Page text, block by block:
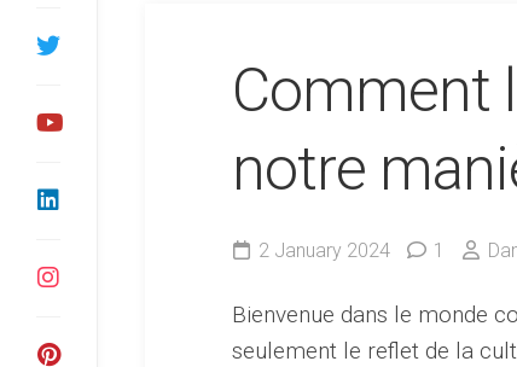
Comment
notre
2 January 2024 1
Bienvenue dans le monde
seulement le reflet de la